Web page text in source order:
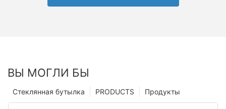
ВЫ МОГЛИ БЫ
Продукты
PRODUCTS
Стеклянная бутылка